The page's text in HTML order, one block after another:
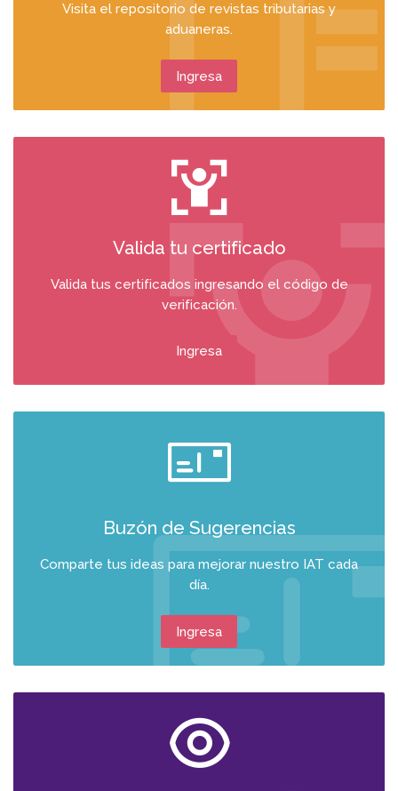
Visita el repositorio de revistas tributarias y
aduaneras.
Ingresa
Valida tu certificado
Valida tus certificados ingresando el código de
verificación.
Ingresa
Buzón de Sugerencias
Comparte tus ideas para mejorar nuestro IAT cada
día.
Ingresa